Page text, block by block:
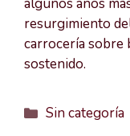
algunos años
resurgimiento
carrocería sobre
sostenido.
Categorías
Sin categoría